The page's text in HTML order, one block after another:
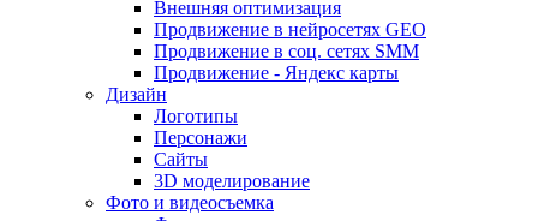
Внешняя оптимизация
Продвижение в нейросетях GEO
Продвижение в соц. сетях SMM
Продвижение - Яндекс карты
Дизайн
Логотипы
Персонажи
Сайты
3D моделирование
Фото и видеосъемка